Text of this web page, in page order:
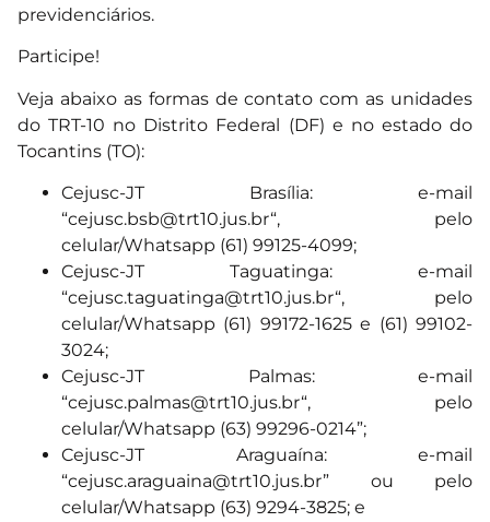
previdenciários.
Participe!
Veja abaixo as formas de contato com as unidades
do TRT-10 no Distrito Federal (DF) e no estado do
Tocantins (TO):
Cejusc-JT Brasília: e-mail
“cejusc.bsb@trt10.jus.br“, pelo
celular/Whatsapp (61) 99125-4099;
Cejusc-JT Taguatinga: e-mail
“cejusc.taguatinga@trt10.jus.br“, pelo
celular/Whatsapp (61) 99172-1625 e (61) 99102-
3024;
Cejusc-JT Palmas: e-mail
“cejusc.palmas@trt10.jus.br“, pelo
celular/Whatsapp (63) 99296-0214”;
Cejusc-JT Araguaína: e-mail
“cejusc.araguaina@trt10.jus.br” ou pelo
celular/Whatsapp (63) 9294-3825; e